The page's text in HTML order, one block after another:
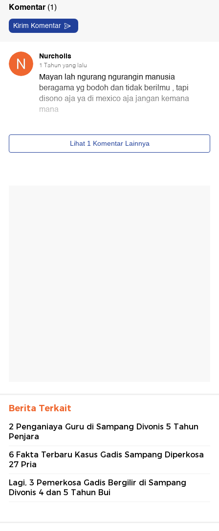
Berita Terkait
2 Penganiaya Guru di Sampang Divonis 5 Tahun
Penjara
6 Fakta Terbaru Kasus Gadis Sampang Diperkosa
27 Pria
Lagi, 3 Pemerkosa Gadis Bergilir di Sampang
Divonis 4 dan 5 Tahun Bui